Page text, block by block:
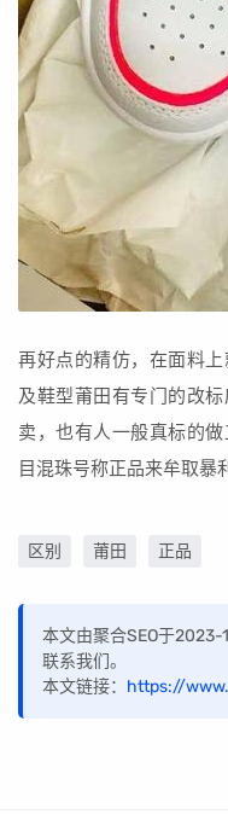
再好点的精仿，在面料
及鞋型莆田有专门的改
卖，也有人一般真标的
目混珠号称正品来牟取暴
区别 莆田 正品
本文由聚合SEO于
联系我们。
本文链接： https://